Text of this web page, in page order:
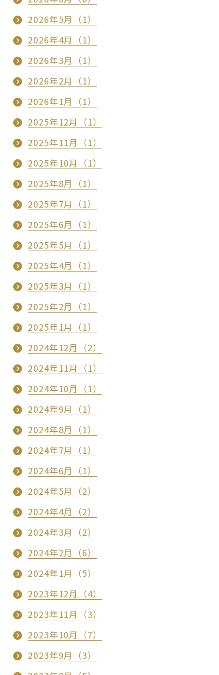
2026年5月（1）
2026年4月（1）
2026年3月（1）
2026年2月（1）
2026年1月（1）
2025年12月（1）
2025年11月（1）
2025年10月（1）
2025年8月（1）
2025年7月（1）
2025年6月（1）
2025年5月（1）
2025年4月（1）
2025年3月（1）
2025年2月（1）
2025年1月（1）
2024年12月（2）
2024年11月（1）
2024年10月（1）
2024年9月（1）
2024年8月（1）
2024年7月（1）
2024年6月（1）
2024年5月（2）
2024年4月（2）
2024年3月（2）
2024年2月（6）
2024年1月（5）
2023年12月（4）
2023年11月（3）
2023年10月（7）
2023年9月（3）